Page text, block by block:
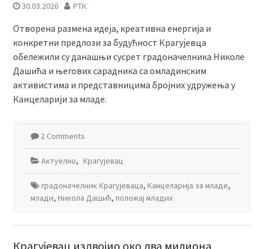
30.03.2026 РТК
Отворена размена идеја, креативна енергија и
конкретни предлози за будућност Крагујевца
обележили су данашњи сусрет градоначелника Николе
Дашића и његових сарадника са омладинским
активистима и представницима бројних удружења у
Канцеларији за младе.
2 Comments
Актуелно, Крагујевац
градоначелник Крагујеваца, Канцеларија за младе,
млади, Никола Дашић, положај младих
Крагујевац издвојио око два милиона